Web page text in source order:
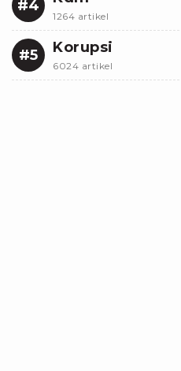
#4
1264 artikel
#5 Korupsi
6024 artikel